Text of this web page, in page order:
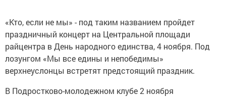
«Кто, если не мы» - под таким названием пройдет
праздничный концерт на Центральной площади
райцентра в День народного единства, 4 ноября. Под
лозунгом «Мы все едины и непобедимы»
верхнеуслонцы встретят предстоящий праздник.
В Подростково-молодежном клубе 2 ноября